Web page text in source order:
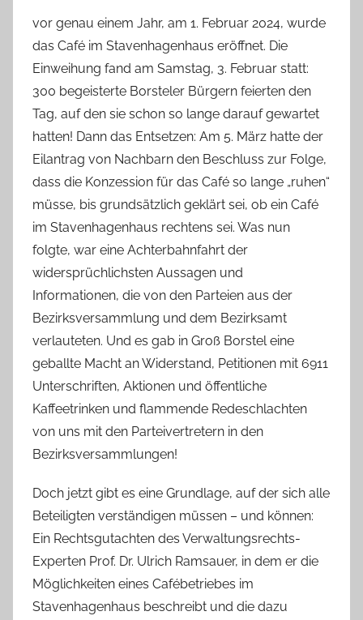
b
e
a
B
i
e
n
a
s
c
vor genau einem Jahr, am 1. Februar 2024, wurde
das Café im Stavenhagenhaus eröffnet. Die
Einweihung fand am Samstag, 3. Februar statt:
300 begeisterte Borsteler Bürgern feierten den
Tag, auf den sie schon so lange darauf gewartet
hatten! Dann das Entsetzen: Am 5. März hatte der
Eilantrag von Nachbarn den Beschluss zur Folge,
dass die Konzession für das Café so lange „ruhen“
müsse, bis grundsätzlich geklärt sei, ob ein Café
im Stavenhagenhaus rechtens sei. Was nun
folgte, war eine Achterbahnfahrt der
widersprüchlichsten Aussagen und
Informationen, die von den Parteien aus der
Bezirksversammlung und dem Bezirksamt
verlauteten. Und es gab in Groß Borstel eine
geballte Macht an Widerstand, Petitionen mit 6911
Unterschriften, Aktionen und öffentliche
Kaffeetrinken und flammende Redeschlachten
von uns mit den Parteivertretern in den
Bezirksversammlungen!
Doch jetzt gibt es eine Grundlage, auf der sich alle
Beteiligten verständigen müssen – und können:
Ein Rechtsgutachten des Verwaltungsrechts-
Experten Prof. Dr. Ulrich Ramsauer, in dem er die
Möglichkeiten eines Cafébetriebes im
Stavenhagenhaus beschreibt und die dazu